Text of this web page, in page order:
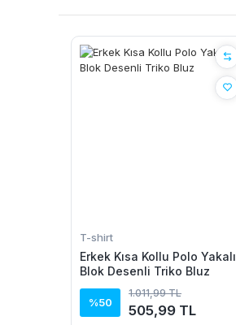
T-shirt
Erkek Kısa Kollu Polo Yakalı
Blok Desenli Triko Bluz
%50
1.011,99 TL
505,99 TL